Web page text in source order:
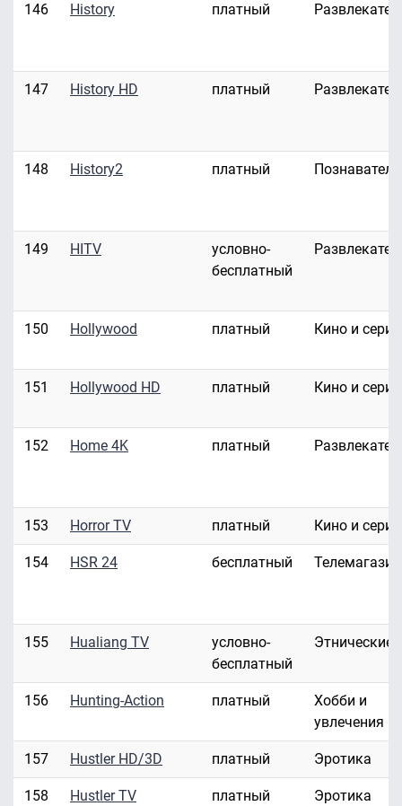
146 History платный
147 History HD платный
148 History2 платный
149 HITV
условно-
бесплатный
150 Hollywood платный Кино и
151 Hollywood HD платный Кино и
152 Home 4K платный
153 Horror TV платный Кино и
154 HSR 24 бесплатный
155 Hualiang TV
условно-
бесплатный
Этнические
156 Hunting-Action платный
Хобби и
увлечения
157 Hustler HD/3D платный Эротика
158 Hustler TV платный Эротика